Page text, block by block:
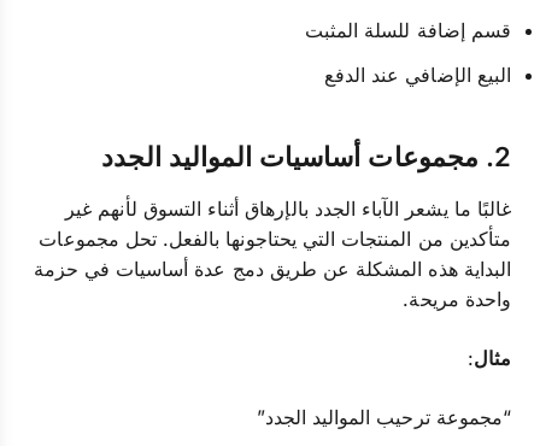
قسم إضافة للسلة المثبت
البيع الإضافي عند الدفع
2. مجموعات أساسيات المواليد الجدد
غالبًا ما يشعر الآباء الجدد بالإرهاق أثناء التسوق لأنهم غير
متأكدين من المنتجات التي يحتاجونها بالفعل. تحل مجموعات
البداية هذه المشكلة عن طريق دمج عدة أساسيات في حزمة
واحدة مريحة.
مثال:
“مجموعة ترحيب المواليد الجدد”